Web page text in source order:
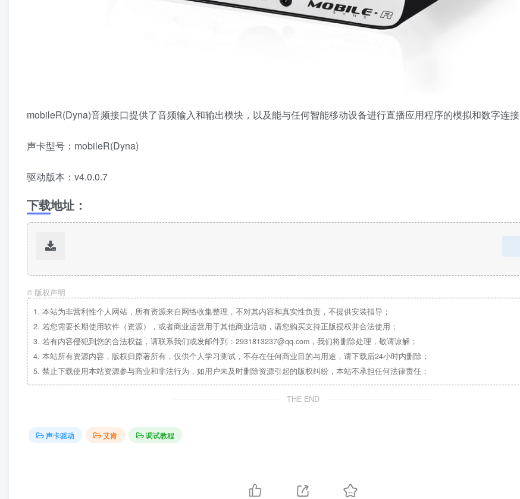
mobileR(Dyna)音频接口提供了音频输入和输出模块，以及能与任何智能移动设备进行直播应用程序的模拟和数字连接
声卡型号：mobileR(Dyna)
驱动版本：v4.0.0.7
下载地址：
© 版权声明
1. 本站为非营利性个人网站，所有资源来自网络收集整理，不对其内容和真实性负责，不提供安装指导；
2. 若您需要长期使用软件（资源），或者商业运营用于其他商业活动，请您购买支持正版授权并合法使用；
3. 若有内容侵犯到您的合法权益，请联系我们或发邮件到：2931813237@qq.com，我们将删除处理，敬请谅解；
4. 本站所有资源内容，版权归原著所有，仅供个人学习测试，不存在任何商业目的与用途，请下载后24小时内删除；
5. 禁止下载使用本站资源参与商业和非法行为，如用户未及时删除资源引起的版权纠纷，本站不承担任何法律责任；
THE END
声卡驱动 艾肯 调试教程